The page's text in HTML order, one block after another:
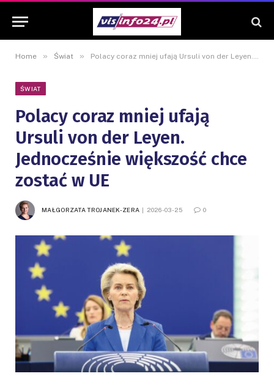
Home » Świat » Polacy coraz mniej ufają Ursuli von der Leyen. Jednocześnie większość chce zostać w UE
ŚWIAT
Polacy coraz mniej ufają
Ursuli von der Leyen.
Jednocześnie większość chce
zostać w UE
MAŁGORZATA TROJANEK-ZERA 2026-03-25 0